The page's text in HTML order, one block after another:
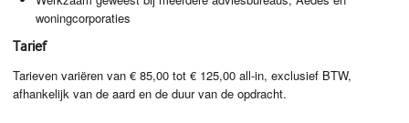
woningcorporaties
Tarief
Tarieven variëren van € 85,00 tot € 125,00 all-in, exclusief BTW,
afhankelijk van de aard en de duur van de opdracht.